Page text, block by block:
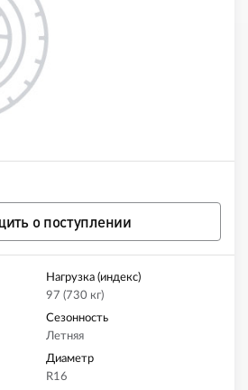
о поступлении
Нагрузка (индекс)
97 (730 кг)
Сезонность
Летняя
Диаметр
R16